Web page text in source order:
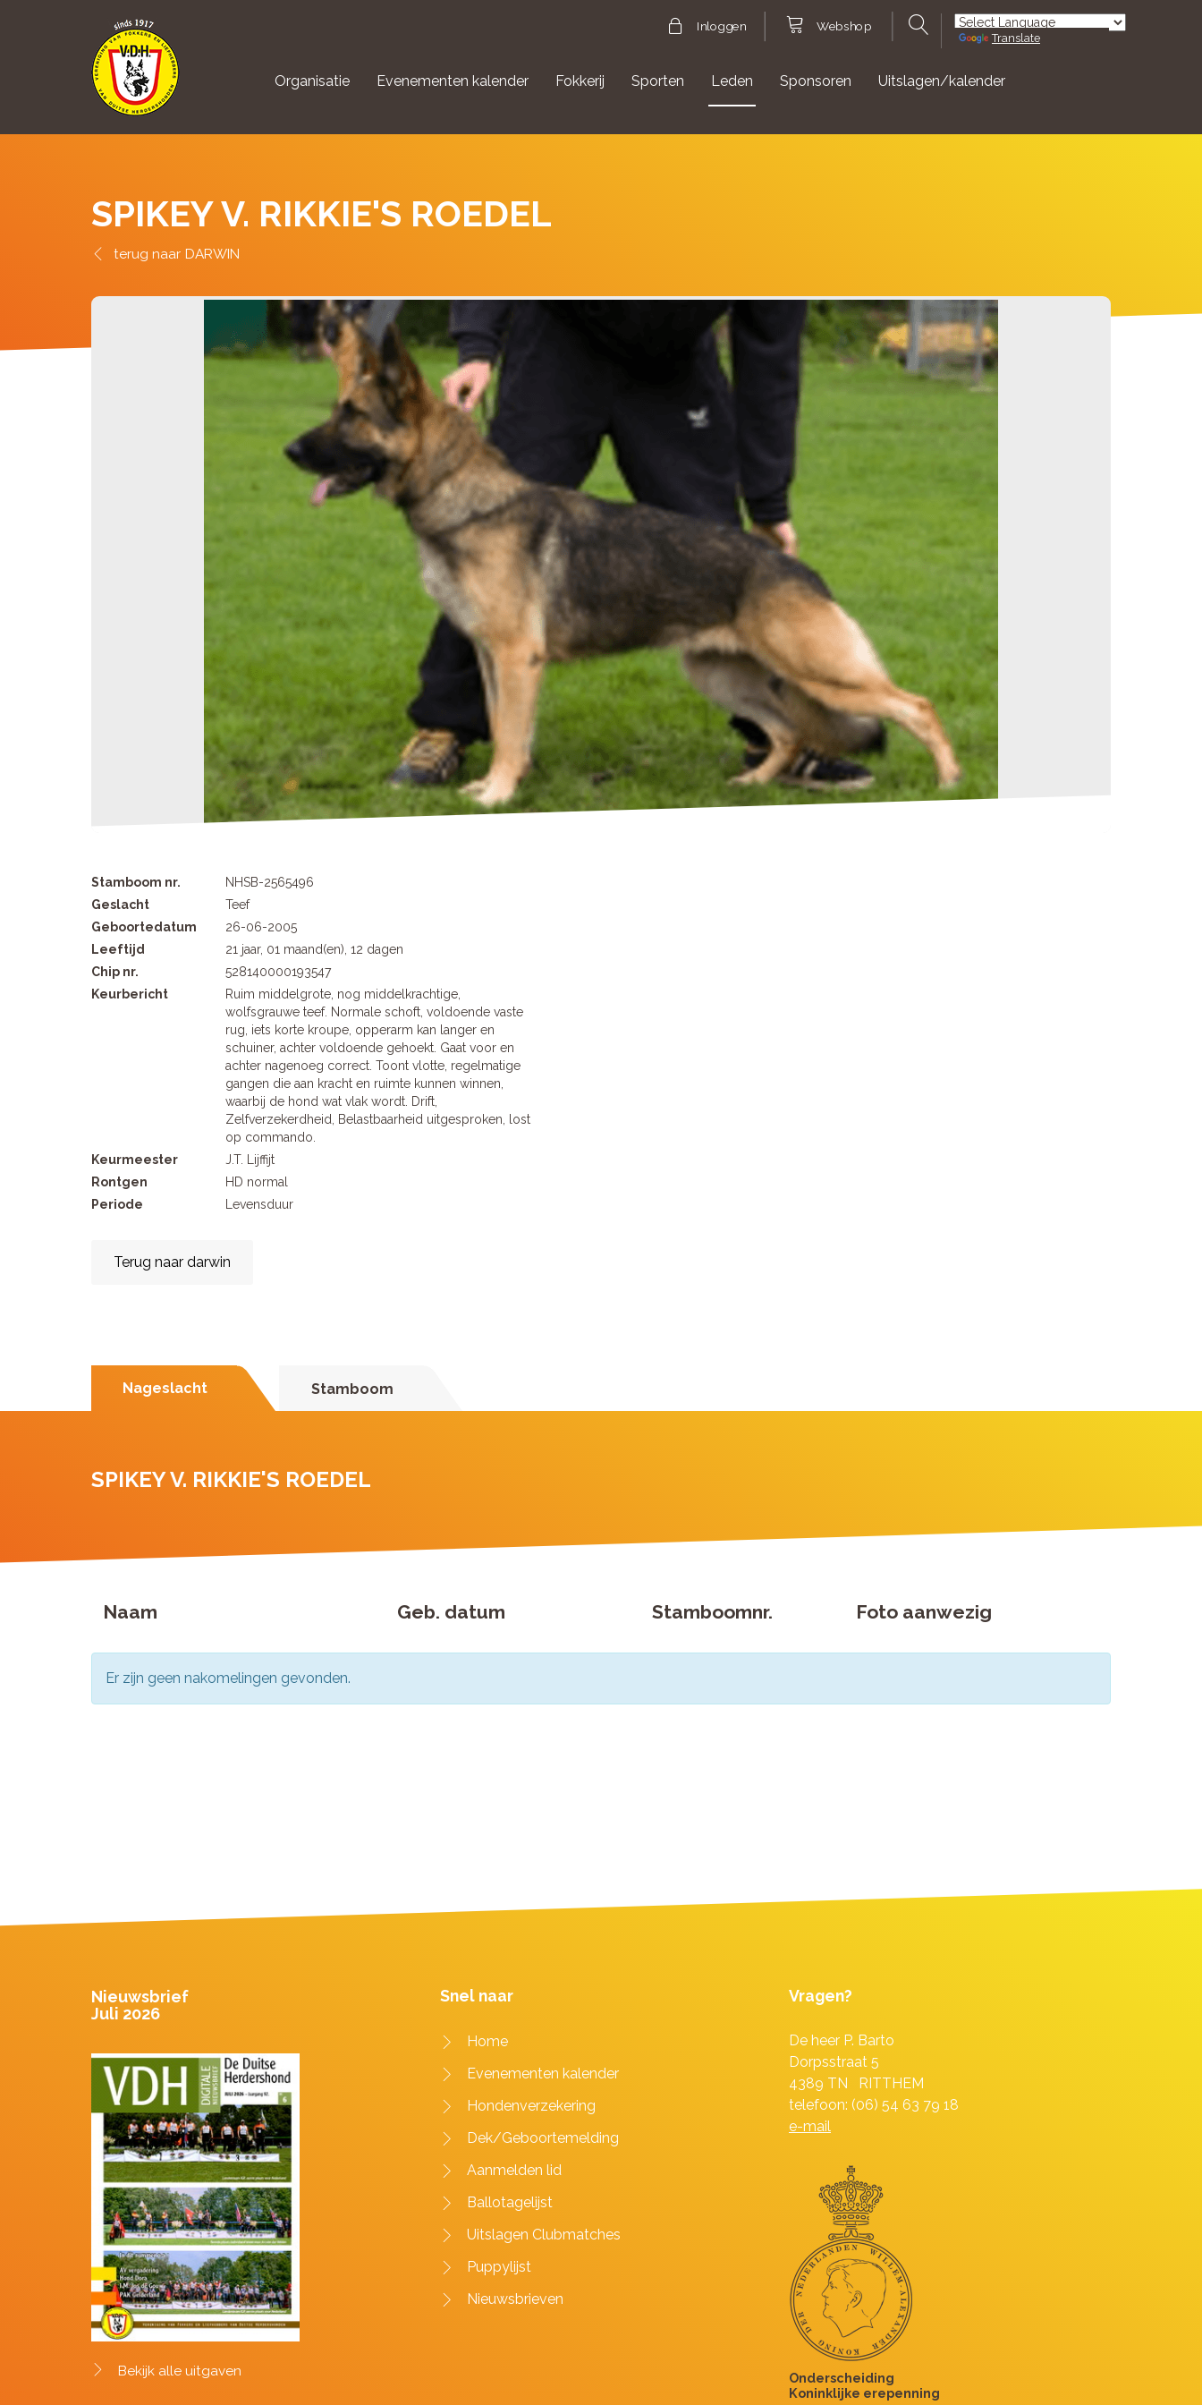
Inloggen Webshop
Powered by
Translate
Organisatie Evenementen kalender Fokkerij Sporten Leden Sponsoren Uitslagen/kalender
SPIKEY V. RIKKIE'S ROEDEL
DARWIN
Stamboom nr.
NHSB-2565496
Geslacht
Teef
Geboortedatum
26-06-2005
Leeftijd
21 jaar, 01 maand(en), 12 dagen
Chip nr.
528140000193547
Keurbericht
Ruim middelgrote, nog middelkrachtige,
wolfsgrauwe teef. Normale schoft, voldoende vaste
rug, iets korte kroupe, opperarm kan langer en
schuiner, achter voldoende gehoekt. Gaat voor en
achter nagenoeg correct. Toont vlotte, regelmatige
gangen die aan kracht en ruimte kunnen winnen,
waarbij de hond wat vlak wordt. Drift,
Zelfverzekerdheid, Belastbaarheid uitgesproken, lost
op commando.
Keurmeester
J.T. Lijffijt
Rontgen
HD normal
Periode
Levensduur
Terug naar darwin
Nageslacht Stamboom
SPIKEY V. RIKKIE'S ROEDEL
Naam Geb. datum Stamboomnr. Foto aanwezig
Er zijn geen nakomelingen gevonden.
Nieuwsbrief
Juli 2026
Bekijk alle uitgaven
Snel naar
Home
Evenementen kalender
Hondenverzekering
Dek/Geboortemelding
Aanmelden lid
Ballotagelijst
Uitslagen Clubmatches
Puppylijst
Nieuwsbrieven
Vragen?
De heer P. Barto
Dorpsstraat 5
4389 TN RITTHEM
telefoon: (06) 54 63 79 18
e-mail